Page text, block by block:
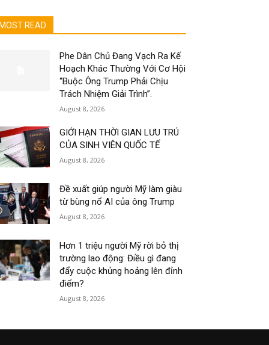
MOST READ
Phe Dân Chủ Đang Vạch Ra Kế
Hoạch Khác Thường Với Cơ Hội
“Buộc Ông Trump Phải Chịu
Trách Nhiệm Giải Trình”.
August 8, 2026
GIỚI HẠN THỜI GIAN LƯU TRÚ
CỦA SINH VIÊN QUỐC TẾ
August 8, 2026
Đề xuất giúp người Mỹ làm giàu
từ bùng nổ AI của ông Trump
August 8, 2026
Hơn 1 triệu người Mỹ rời bỏ thị
trường lao động: Điều gì đang
đẩy cuộc khủng hoảng lên đỉnh
điểm?
August 8, 2026